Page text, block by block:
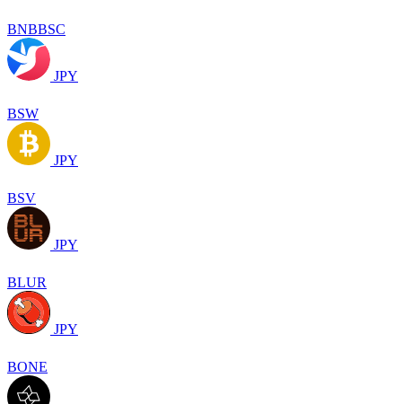
BNBBSC
JPY
BSW
JPY
BSV
JPY
BLUR
JPY
BONE